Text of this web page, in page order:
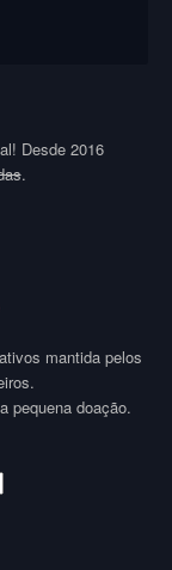
Desde 2016
.
mantida pelos
pequena doação.